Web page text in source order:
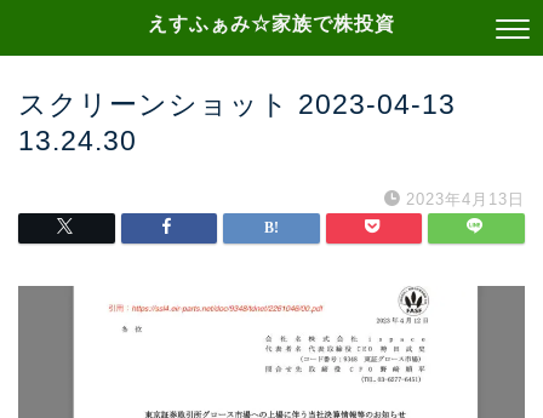
えすふぁみ☆家族で株投資
スクリーンショット 2023-04-13
13.24.30
2023年4月13日